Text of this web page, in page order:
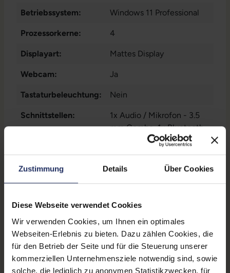
Zustimmung Details Über Cookies
Diese Webseite verwendet Cookies
Wir verwenden Cookies, um Ihnen ein optimales
Webseiten-Erlebnis zu bieten. Dazu zählen Cookies, die
für den Betrieb der Seite und für die Steuerung unserer
kommerziellen Unternehmensziele notwendig sind, sowie
solche, die lediglich zu anonymen Statistikzwecken, für
Betriebssystem: Windows 11 Professional
Prozessorkerne: 4
Displayart: Mattes Display
Webcam: Ja
Tastaturbeleuchtung: Nein
Schnittstellen:
1x Audio / Mikrofon - 3.5
mm Combo, 1x Bluetooth,
1x DisplayPort, 1x
Dockingstationanschluss,
1x HDMI
, 1x LAN RJ-45
, 1x
USB 3 Typ A
Mehr anzeigen
LTE: Nein
Displayauflösung: 1920 x 1080 FHD
Tastaturlayout:
Deutsch (QWERTZ) mit
Ziffernblock
Onboard-Grafik: Intel® UHD Graphics 620